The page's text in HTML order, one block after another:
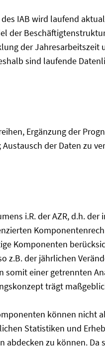
des IAB wird laufend
der
der Jahresarbeitszeit
sind laufende
Ergänzung der
der Daten zu
i.R. der AZR, d.h.
Komponenten
z.B. der jährlichen
somit einer getrennten
trägt
können nicht
Statistiken und
zu können.